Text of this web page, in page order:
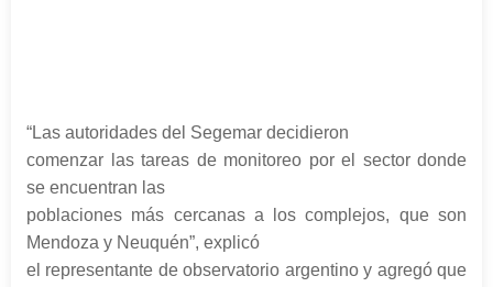
“Las autoridades del Segemar decidieron
comenzar las tareas de monitoreo por el sector donde
se encuentran las
poblaciones más cercanas a los complejos, que son
Mendoza y Neuquén”, explicó
el representante de observatorio argentino y agregó que